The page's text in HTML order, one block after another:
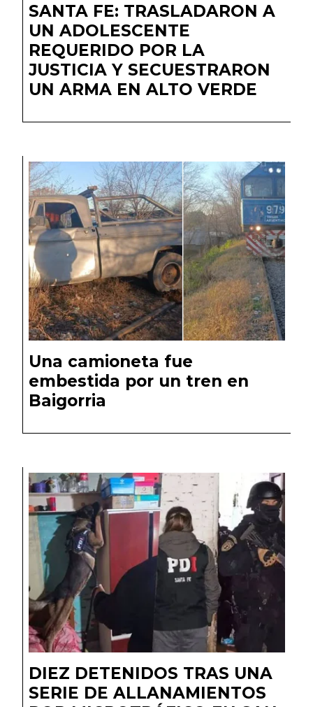
SANTA FE: TRASLADARON A
UN ADOLESCENTE
REQUERIDO POR LA
JUSTICIA Y SECUESTRARON
UN ARMA EN ALTO VERDE
Una camioneta fue
embestida por un tren en
Baigorria
DIEZ DETENIDOS TRAS UNA
SERIE DE ALLANAMIENTOS